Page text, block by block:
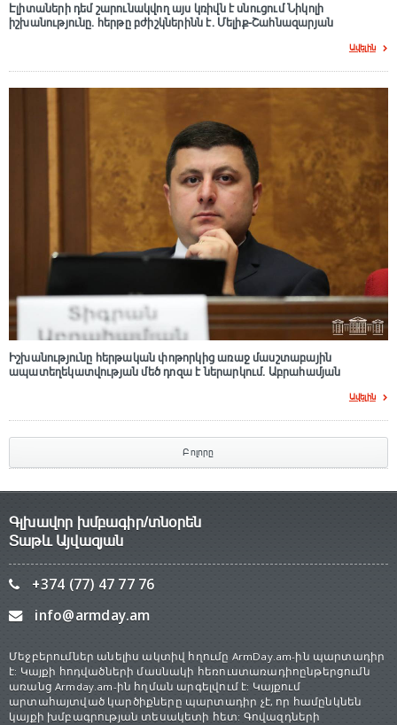
Էլիտաների դեմ շարունակվող այս կռիվն է սնուցում Նիկոլի
իշխանությունը. հերթը բժիշկներինն է. Մելիք-Շահնազարյան
Ավելին
Իշխանությունը հերթական փոթորկից առաջ մասշտաբային
ապատեղեկատվության մեծ դnզա է ներարկում․ Աբրահամյան
Ավելին
Բոլորը
Գլխավոր խմբագիր/տնօրեն
Տաթև Այվազյան
+374 (77) 47 77 76
info@armday.am
Մեջբերումներ անելիս ակտիվ հղումը ArmDay.am-ին պարտադիր
է: Կայքի հոդվածների մասնակի հեռուստառադիոընթերցումն
առանց Armday.am-ին հղման արգելվում է: Կայքում
արտահայտված կարծիքները պարտադիր չէ, որ համընկնեն
կայքի խմբագրության տեսակետի հետ: Գովազդների